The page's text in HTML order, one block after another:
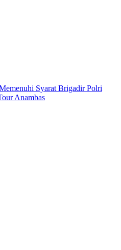
Syarat Brigadir Polri
Anambas